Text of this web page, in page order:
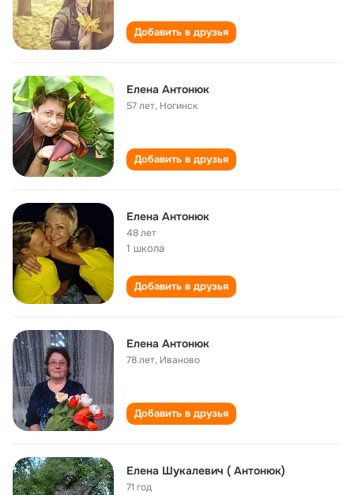
Добавить в друзья
Елена Антонюк
57 лет, Ногинск
Добавить в друзья
Елена Антонюк
48 лет
1 школа
Добавить в друзья
Елена Антонюк
78 лет, Иваново
Добавить в друзья
Елена Шукалевич ( Антонюк)
71 год